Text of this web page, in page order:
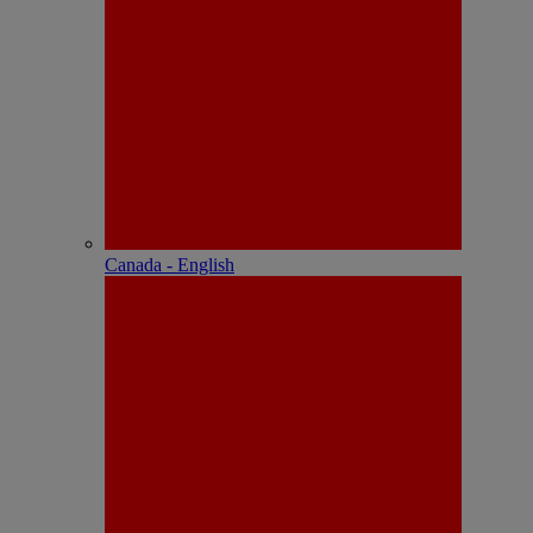
Canada - English